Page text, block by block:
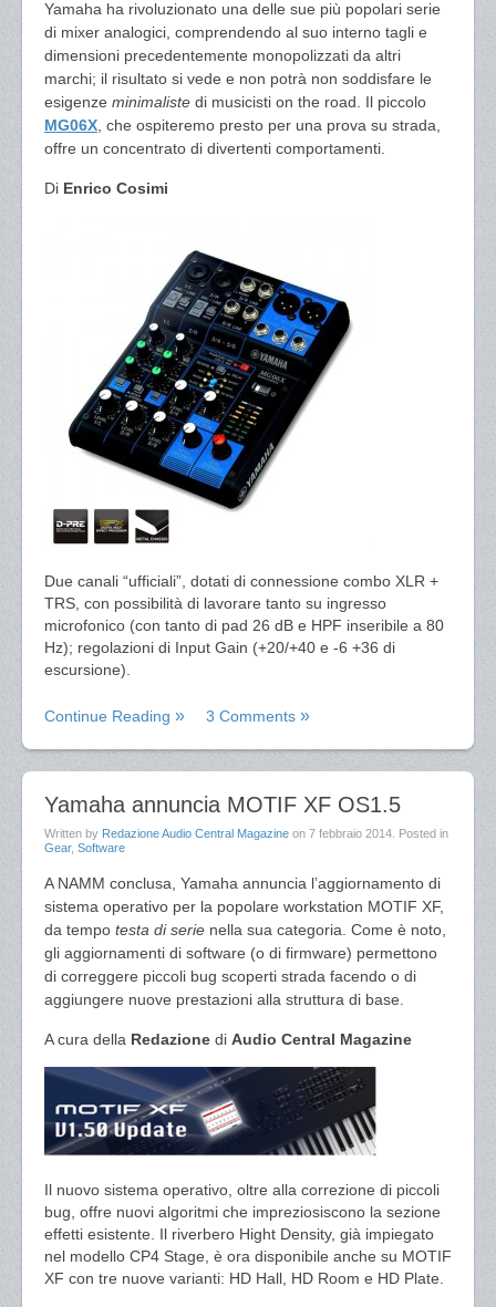
Yamaha ha rivoluzionato una delle sue più popolari serie
di mixer analogici, comprendendo al suo interno tagli e
dimensioni precedentemente monopolizzati da altri
marchi; il risultato si vede e non potrà non soddisfare le
esigenze minimaliste di musicisti on the road. Il piccolo
MG06X , che ospiteremo presto per una prova su strada,
offre un concentrato di divertenti comportamenti.
Di Enrico Cosimi
Due canali “ufficiali”, dotati di connessione combo XLR +
TRS, con possibilità di lavorare tanto su ingresso
microfonico (con tanto di pad 26 dB e HPF inseribile a 80
Hz); regolazioni di Input Gain (+20/+40 e -6 +36 di
escursione).
Continue Reading 3 Comments
Yamaha annuncia MOTIF XF OS1.5
Written by Redazione Audio Central Magazine on 7 febbraio 2014 . Posted in
Gear, Software
A NAMM conclusa, Yamaha annuncia l’aggiornamento di
sistema operativo per la popolare workstation MOTIF XF,
da tempo testa di serie nella sua categoria. Come è noto,
gli aggiornamenti di software (o di firmware) permettono
di correggere piccoli bug scoperti strada facendo o di
aggiungere nuove prestazioni alla struttura di base.
A cura della Redazione di Audio Central Magazine
Il nuovo sistema operativo, oltre alla correzione di piccoli
bug, offre nuovi algoritmi che impreziosiscono la sezione
effetti esistente. Il riverbero Hight Density, già impiegato
nel modello CP4 Stage, è ora disponibile anche su MOTIF
XF con tre nuove varianti: HD Hall, HD Room e HD Plate.